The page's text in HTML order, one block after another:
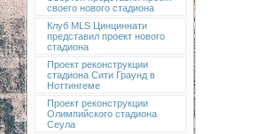
своего нового стадиона
Клуб MLS Цинциннати
представил проект нового
стадиона
Проект реконструкции
стадиона Сити Граунд в
Ноттингеме
Проект реконструкции
Олимпийского стадиона
Сеула